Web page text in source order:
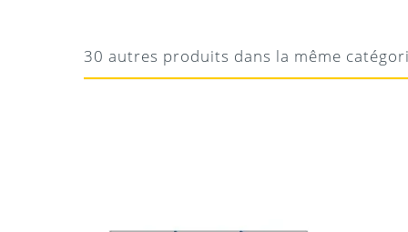
30 autres produits dans la même